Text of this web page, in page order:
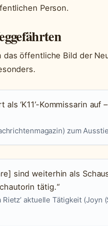
Person.
das öffentliche Bild der
als ‘K11’-Kommissarin auf
zum
sind weiterhin als
tätig.“
aktuelle Tätigkeit (Joyn